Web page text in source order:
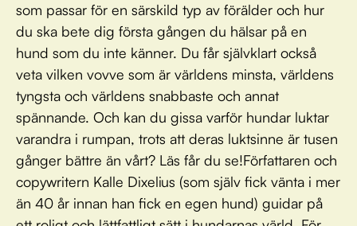
som passar för en särskild typ av förälder och hur
du ska bete dig första gången du hälsar på en
hund som du inte känner. Du får självklart också
veta vilken vovve som är världens minsta, världens
tyngsta och världens snabbaste och annat
spännande. Och kan du gissa varför hundar luktar
varandra i rumpan, trots att deras luktsinne är tusen
gånger bättre än vårt? Läs får du se!Författaren och
copywritern Kalle Dixelius (som själv fick vänta i mer
än 40 år innan han fick en egen hund) guidar på